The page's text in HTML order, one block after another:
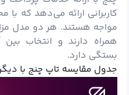
کاربرانی ارائه می‌دهد که
مواجه هستند. هر دو مدل
همراه دارند و انتخاب بین
بستگی دارد.
جدول مقایسه تاپ چنج با